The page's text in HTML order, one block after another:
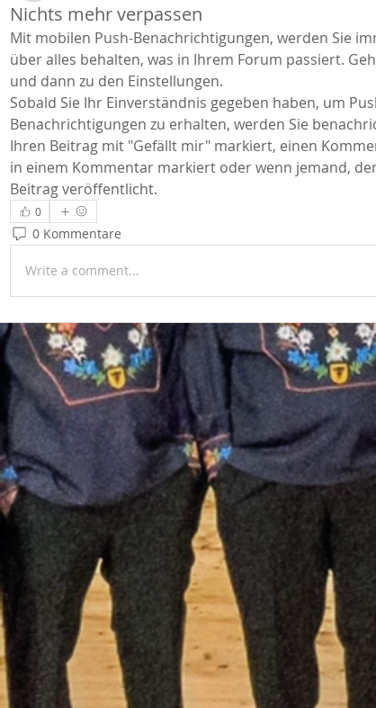
Nichts mehr verpassen
Mit mobilen Push-Benachrichtigungen, werden Sie
über alles behalten, was in Ihrem Forum passiert.
und dann zu den Einstellungen.
Sobald Sie Ihr Einverständnis gegeben haben, um
Benachrichtigungen zu erhalten, werden Sie
Ihren Beitrag mit "Gefällt mir" markiert, einen
in einem Kommentar markiert oder wenn jemand,
Beitrag veröffentlicht.
0
0 Kommentare
Write a comment...